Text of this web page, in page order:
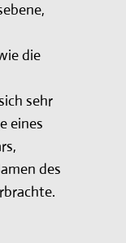
die
sehr
eines
des